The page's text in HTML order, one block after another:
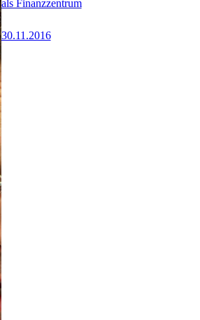
als Finanzzentrum
30.11.2016